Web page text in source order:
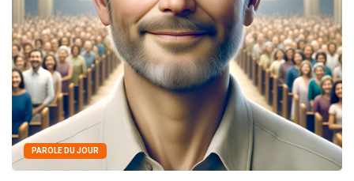
PAROLE DU JOUR